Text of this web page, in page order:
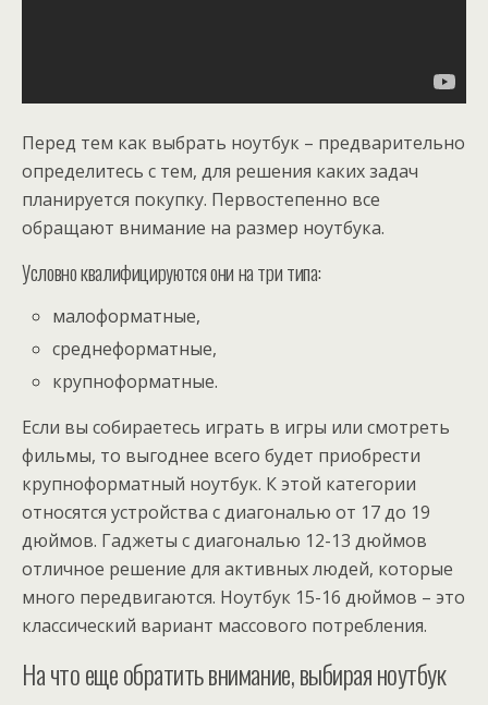
Перед тем как выбрать ноутбук – предварительно
определитесь с тем, для решения каких задач
планируется покупку. Первостепенно все
обращают внимание на размер ноутбука.
Условно квалифицируются они на три типа:
малоформатные,
среднеформатные,
крупноформатные.
Если вы собираетесь играть в игры или смотреть
фильмы, то выгоднее всего будет приобрести
крупноформатный ноутбук. К этой категории
относятся устройства с диагональю от 17 до 19
дюймов. Гаджеты с диагональю 12-13 дюймов
отличное решение для активных людей, которые
много передвигаются. Ноутбук 15-16 дюймов – это
классический вариант массового потребления.
На что еще обратить внимание, выбирая ноутбук